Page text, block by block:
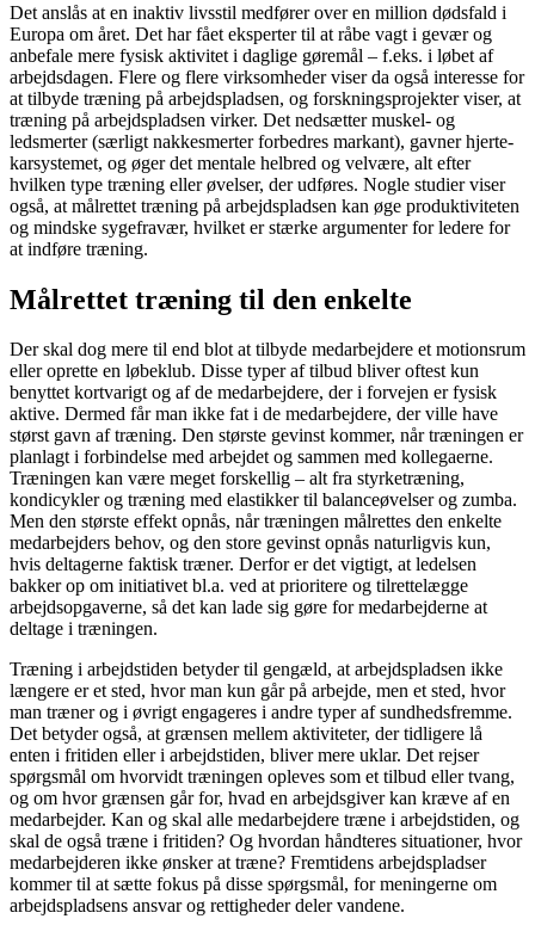
Det anslås at en inaktiv livsstil medfører over en million dødsfald i
Europa om året. Det har fået eksperter til at råbe vagt i gevær og
anbefale mere fysisk aktivitet i daglige gøremål – f.eks. i løbet af
arbejdsdagen. Flere og flere virksomheder viser da også interesse for
at tilbyde træning på arbejdspladsen, og forskningsprojekter viser, at
træning på arbejdspladsen virker. Det nedsætter muskel- og
ledsmerter (særligt nakkesmerter forbedres markant), gavner hjerte-
karsystemet, og øger det mentale helbred og velvære, alt efter
hvilken type træning eller øvelser, der udføres. Nogle studier viser
også, at målrettet træning på arbejdspladsen kan øge produktiviteten
og mindske sygefravær, hvilket er stærke argumenter for ledere for
at indføre træning.
Målrettet træning til den enkelte
Der skal dog mere til end blot at tilbyde medarbejdere et motionsrum
eller oprette en løbeklub. Disse typer af tilbud bliver oftest kun
benyttet kortvarigt og af de med­arbejdere, der i forvejen er fysisk
aktive. Dermed får man ikke fat i de medarbejdere, der ville have
størst gavn af træning. Den største gevinst kommer, når træningen er
planlagt i forbindelse med arbejdet og sammen med kollegaerne.
Træningen kan være meget forskellig – alt fra styrketræning,
kondicykler og træning med elastikker til balanceøvelser og zumba.
Men den største effekt opnås, når træningen målrettes den enkelte
medarbejders behov, og den store gevinst opnås naturligvis kun,
hvis deltagerne faktisk træner. Derfor er det vigtigt, at ledelsen
bakker op om initiativet bl.a. ved at prioritere og tilrettelægge
arbejdsopgaverne, så det kan lade sig gøre for medarbejderne at
deltage i træningen.
Træning i arbejdstiden betyder til gengæld, at arbejdspladsen ikke
længere er et sted, hvor man kun går på arbejde, men et sted, hvor
man træner og i øvrigt engageres i andre typer af sundhedsfremme.
Det betyder også, at grænsen mellem aktiviteter, der tidligere lå
enten i fritiden eller i arbejdstiden, bliver mere uklar. Det rejser
spørgsmål om hvorvidt træningen opleves som et tilbud eller tvang,
og om hvor grænsen går for, hvad en arbejdsgiver kan kræve af en
medarbejder. Kan og skal alle medarbejdere træne i arbejdstiden, og
skal de også træne i fritiden? Og hvordan håndteres situationer, hvor
medarbejderen ikke ønsker at træne? Fremtidens arbejdspladser
kommer til at sætte fokus på disse spørgsmål, for meningerne om
arbejdspladsens ansvar og rettigheder deler vandene.